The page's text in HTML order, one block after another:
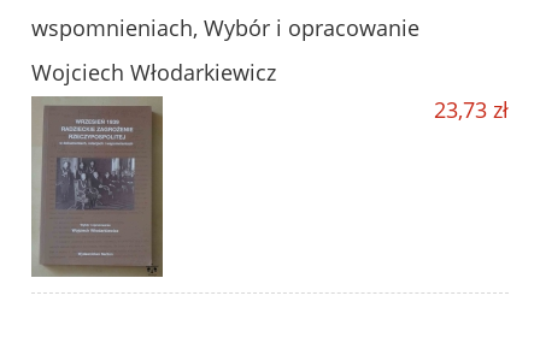
wspomnieniach, Wybór i opracowanie
Wojciech Włodarkiewicz
23,73 zł